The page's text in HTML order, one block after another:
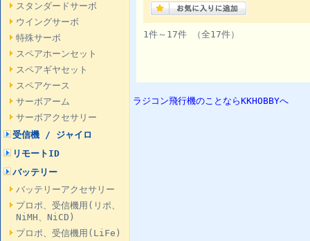
スタンダードサーボ
ウイングサーボ
特殊サーボ
スペアホーンセット
スペアギヤセット
スペアケース
サーボアーム
サーボアクセサリー
受信機 / ジャイロ
リモートID
バッテリー
バッテリーアクセサリー
プロポ、受信機用(リポ、
NiMH、NiCD)
プロポ、受信機用(LiFe)
1件～17件 （全17件）
ラジコン飛行機のことならKKHOBBYへ